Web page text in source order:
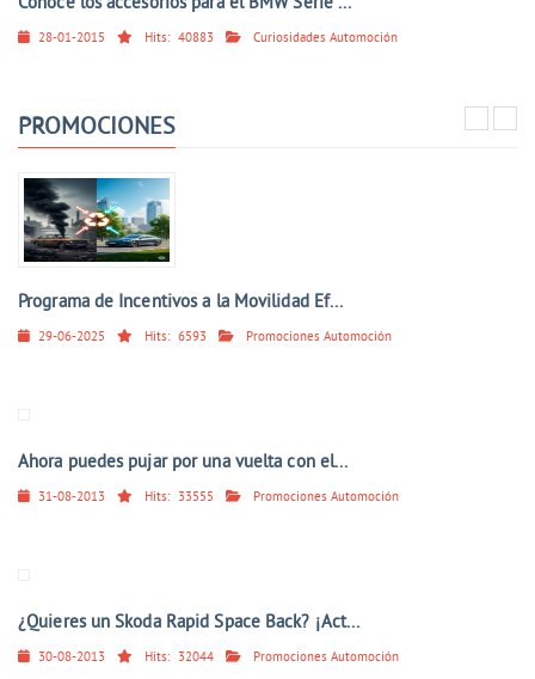
28-01-2015 Hits: 40883 Curiosidades Automoción
PROMOCIONES
Programa de Incentivos a la Movilidad Ef...
29-06-2025 Hits: 6593 Promociones Automoción
Ahora puedes pujar por una vuelta con el...
31-08-2013 Hits: 33555 Promociones Automoción
¿Quieres un Skoda Rapid Space Back? ¡Act...
30-08-2013 Hits: 32044 Promociones Automoción